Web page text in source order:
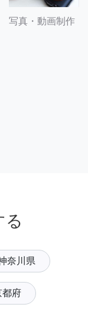
写真・動画制作
る
奈川県
都府